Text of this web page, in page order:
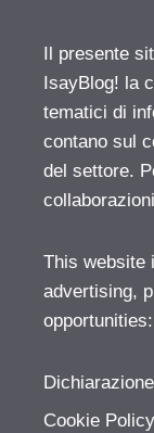
Il presente
IsayBlog! la
tematici di
contano sul
del settore.
This website
advertising,
opportunities:
Cookie